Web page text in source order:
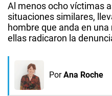
Al menos ocho víctimas
situaciones similares,
hombre que anda en
ellas radicaron la
Por Ana Roche